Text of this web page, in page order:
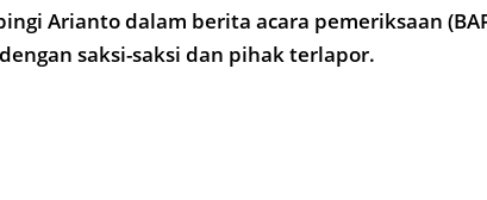
Arianto dalam berita acara pemeriksaan
saksi-saksi dan pihak terlapor.